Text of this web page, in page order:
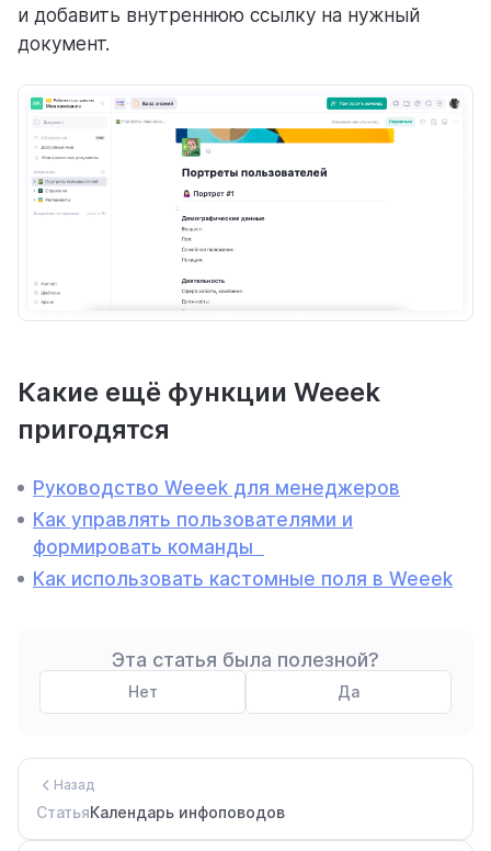
и добавить внутреннюю ссылку на нужный
документ.
Какие ещё функции Weeek
пригодятся
Руководство Weeek для менеджеров
Как управлять пользователями и
формировать команды
Как использовать кастомные поля в Weeek
Эта статья была полезной?
Нет Да
Назад
СтатьяКалендарь инфоповодов